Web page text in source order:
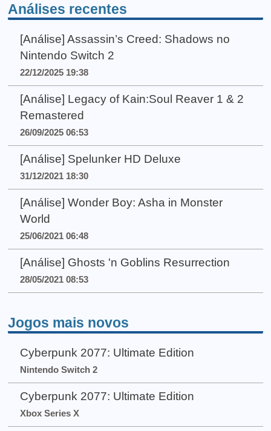
Análises recentes
[Análise] Assassin’s Creed: Shadows no
Nintendo Switch 2
22/12/2025 19:38
[Análise] Legacy of Kain:Soul Reaver 1 & 2
Remastered
26/09/2025 06:53
[Análise] Spelunker HD Deluxe
31/12/2021 18:30
[Análise] Wonder Boy: Asha in Monster
World
25/06/2021 06:48
[Análise] Ghosts 'n Goblins Resurrection
28/05/2021 08:53
Jogos mais novos
Cyberpunk 2077: Ultimate Edition
Nintendo Switch 2
Cyberpunk 2077: Ultimate Edition
Xbox Series X